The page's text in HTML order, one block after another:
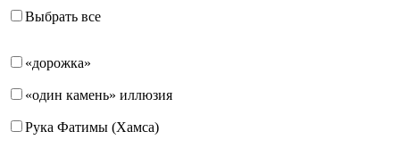
Выбрать все
«дорожка»
«один камень» иллюзия
Рука Фатимы (Хамса)